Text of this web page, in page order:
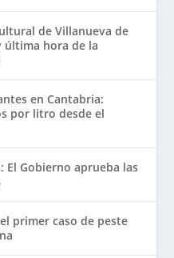
de Villanueva de
última hora de la
en Cantabria:
por litro desde el
El Gobierno aprueba las
primer caso de peste